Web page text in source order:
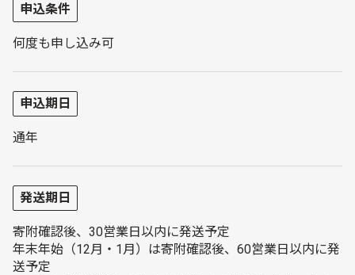
申込条件
何度も申し込み可
申込期日
通年
発送期日
寄附確認後、30営業日以内に発送予定
年末年始（12月・1月）は寄附確認後、60営業日以内に発
送予定